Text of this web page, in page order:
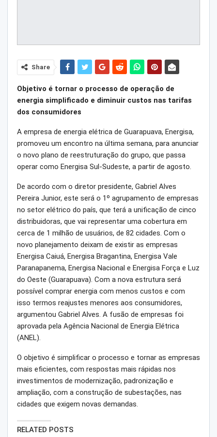
Share
Objetivo é tornar o processo de operação de
energia simplificado e diminuir custos nas tarifas
dos consumidores
A empresa de energia elétrica de Guarapuava, Energisa,
promoveu um encontro na última semana, para anunciar
o novo plano de reestruturação do grupo, que passa
operar como Energisa Sul-Sudeste, a partir de agosto.
De acordo com o diretor presidente, Gabriel Alves
Pereira Junior, este será o 1º agrupamento de empresas
no setor elétrico do país, que terá a unificação de cinco
distribuidoras, que vai representar uma cobertura em
cerca de 1 milhão de usuários, de 82 cidades. Com o
novo planejamento deixam de existir as empresas
Energisa Caiuá, Energisa Bragantina, Energisa Vale
Paranapanema, Energisa Nacional e Energisa Força e Luz
do Oeste (Guarapuava). Com a nova estrutura será
possível comprar energia com menos custos e com
isso termos reajustes menores aos consumidores,
argumentou Gabriel Alves. A fusão de empresas foi
aprovada pela Agência Nacional de Energia Elétrica
(ANEL).
O objetivo é simplificar o processo e tornar as empresas
mais eficientes, com respostas mais rápidas nos
investimentos de modernização, padronização e
ampliação, com a construção de subestações, nas
cidades que exigem novas demandas.
RELATED POSTS